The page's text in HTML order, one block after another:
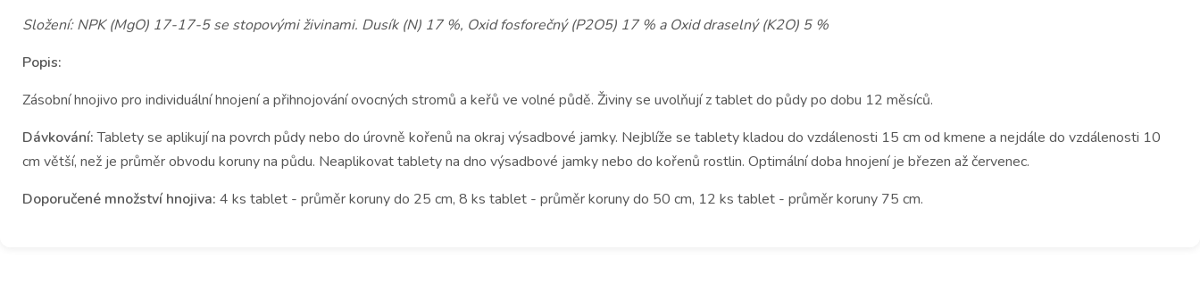
Složení: NPK (MgO) 17-17-5 se stopovými živinami. Dusík (N) 17 %, Oxid fosforečný (P2O5) 17 % a Oxid draselný (K2O) 5 %
Popis:
Zásobní hnojivo pro individuální hnojení a přihnojování ovocných stromů a keřů ve volné půdě. Živiny se uvolňují z tablet do půdy po dobu 12 měsíců.
Dávkování:Tablety se aplikují na povrch půdy nebo do úrovně kořenů na okraj výsadbové jamky. Nejblíže se tablety kladou do vzdálenosti 15 cm od kmene a nejdále do vzdálenosti 10
cm větší, než je průměr obvodu koruny na půdu. Neaplikovat tablety na dno výsadbové jamky nebo do kořenů rostlin. Optimální doba hnojení je březen až červenec.
Doporučené množství hnojiva: 4 ks tablet - průměr koruny do 25 cm, 8 ks tablet - průměr koruny do 50 cm, 12 ks tablet - průměr koruny 75 cm.